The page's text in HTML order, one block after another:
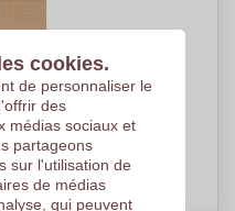
- Taintrux
pièces
cookies.
de personnaliser le
des
médias sociaux et
partageons
sur l'utilisation de
de médias
qui peuvent